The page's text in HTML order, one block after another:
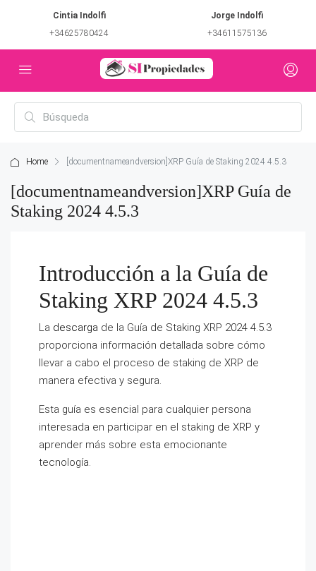
Cintia Indolfi
+34625780424
Jorge Indolfi
+34611575136
Home [documentnameandversion]XRP Guía de Staking 2024 4.5.3
[documentnameandversion]XRP Guía de
Staking 2024 4.5.3
Introducción a la Guía de
Staking XRP 2024 4.5.3
La descarga de la Guía de Staking XRP 2024 4.5.3
proporciona información detallada sobre cómo
llevar a cabo el proceso de staking de XRP de
manera efectiva y segura.
Esta guía es esencial para cualquier persona
interesada en participar en el staking de XRP y
aprender más sobre esta emocionante
tecnología.